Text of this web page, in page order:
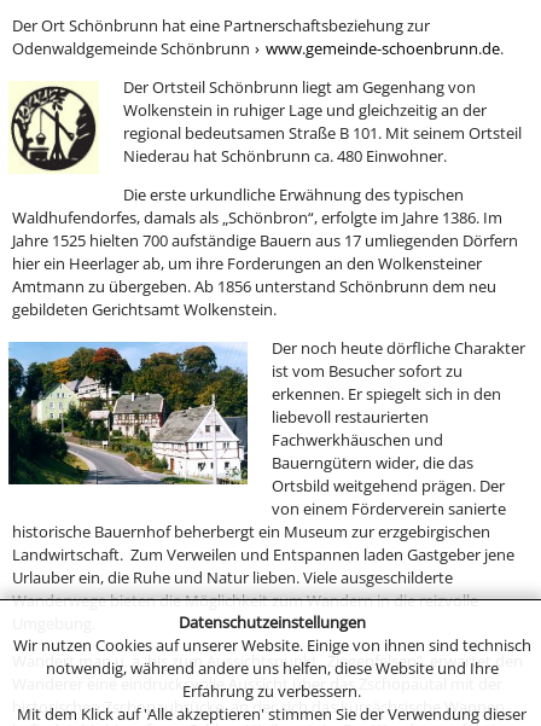
Datenschutzeinstellungen
Wir nutzen Cookies auf unserer Website. Einige von ihnen sind technisch
notwendig, während andere uns helfen, diese Website und Ihre
Erfahrung zu verbessern.
Mit dem Klick auf 'Alle akzeptieren' stimmen Sie der Verwendung dieser
Der Ort Schönbrunn hat eine Partnerschaftsbeziehung zur
Odenwaldgemeinde Schönbrunn
www.gemeinde-schoenbrunn.de.
Der Ortsteil Schönbrunn liegt am Gegenhang von
Wolkenstein in ruhiger Lage und gleichzeitig an der
regional bedeutsamen Straße B 101. Mit seinem Ortsteil
Niederau hat Schönbrunn ca. 480 Einwohner.
Die erste urkundliche Erwähnung des typischen
Waldhufendorfes, damals als „Schönbron“, erfolgte im Jahre 1386. Im
Jahre 1525 hielten 700 aufständige Bauern aus 17 umliegenden Dörfern
hier ein Heerlager ab, um ihre Forderungen an den Wolkensteiner
Amtmann zu übergeben. Ab 1856 unterstand Schönbrunn dem neu
gebildeten Gerichtsamt Wolkenstein.
Der noch heute dörfliche Charakter
ist vom Besucher sofort zu
erkennen. Er spiegelt sich in den
liebevoll restaurierten
Fachwerkhäuschen und
Bauerngütern wider, die das
Ortsbild weitgehend prägen. Der
von einem Förderverein sanierte
historische Bauernhof beherbergt ein Museum zur erzgebirgischen
Landwirtschaft. Zum Verweilen und Entspannen laden Gastgeber jene
Urlauber ein, die Ruhe und Natur lieben. Viele ausgeschilderte
Wanderwege bieten die Möglichkeit zum Wandern in die reizvolle
Wandert man u. a. bis zum Aussichtspunkt „Ziegenfelsen“, erwartet den
Wanderer eine eindrucksvolle Aussicht über das Zschopautal mit der
historischen Zschopaubrücke, an der sich das kursächsische Wappen